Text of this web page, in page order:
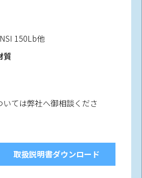
150Lb他
質
いては弊社へ御相談くださ
取扱説明書ダウンロード